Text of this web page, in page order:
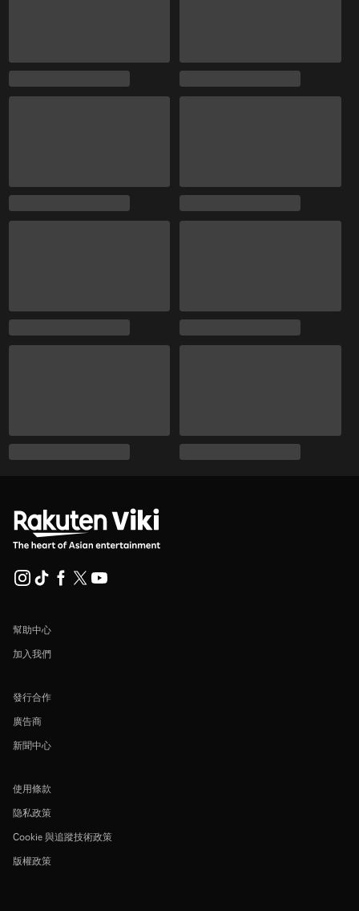
幫助中心
加入我們
發行合作
廣告商
新聞中心
使用條款
隐私政策
Cookie 與追蹤技術政策
版權政策